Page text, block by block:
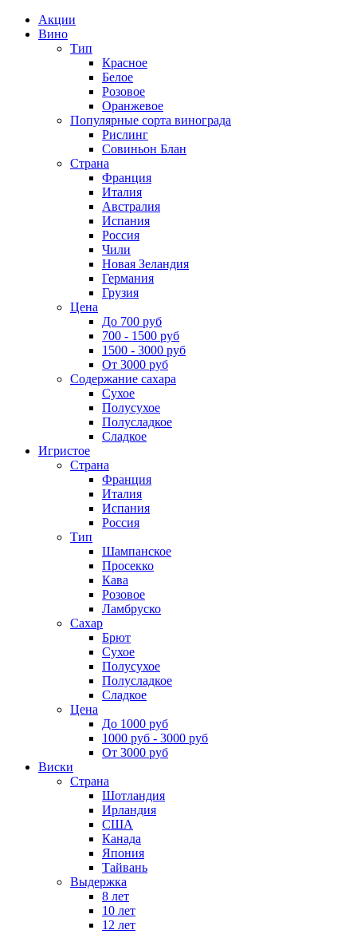
Акции
Вино
Тип
Красное
Белое
Розовое
Оранжевое
Популярные сорта винограда
Рислинг
Совиньон Блан
Страна
Франция
Италия
Австралия
Испания
Россия
Чили
Новая Зеландия
Германия
Грузия
Цена
До 700 руб
700 - 1500 руб
1500 - 3000 руб
От 3000 руб
Содержание сахара
Сухое
Полусухое
Полусладкое
Сладкое
Игристое
Страна
Франция
Италия
Испания
Россия
Тип
Шампанское
Просекко
Кава
Розовое
Ламбруско
Сахар
Брют
Сухое
Полусухое
Полусладкое
Сладкое
Цена
До 1000 руб
1000 руб - 3000 руб
От 3000 руб
Виски
Страна
Шотландия
Ирландия
США
Канада
Япония
Тайвань
Выдержка
8 лет
10 лет
12 лет